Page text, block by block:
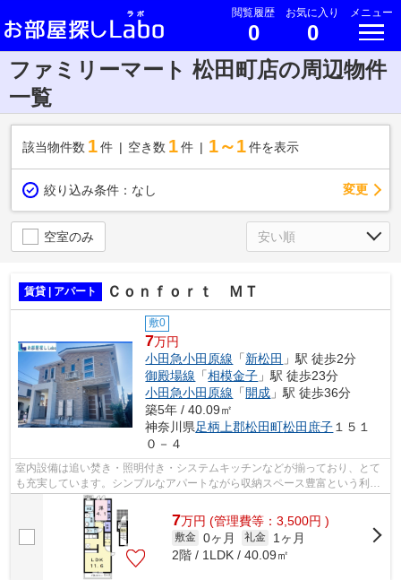
閲覧履歴
0
お気に入り
0
メニュー
ファミリーマート 松田町店の周辺物件
一覧
該当物件数 1件 空き数 1 件 1～1 件を表示
絞り込み条件： なし 変更
空室のみ
賃貸 | アパート Ｃｏｎｆｏｒｔ ＭＴ
敷0
7万円
小田急小田原線 「新松田 」駅 徒歩2分
御殿場線 「相模金子 」駅 徒歩23分
小田急小田原線 「開成 」駅 徒歩36分
築5年 / 40.09㎡
神奈川県足柄上郡松田町松田庶子 １５１
０－４
室内設備は追い焚き・照明付き・システムキッチンなどが揃っており、とて
も充実しています。シンプルなアパートながら収納スペース豊富という利便
性に優れております。自然なイメージ...
7万円 (管理費等：3,500円 )
敷金 0ヶ月 礼金
1ヶ月
2階 / 1LDK / 40.09㎡